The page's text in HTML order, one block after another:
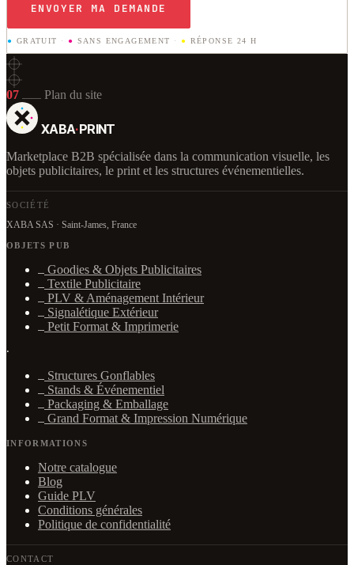
ENVOYER MA DEMANDE
● GRATUIT · ● SANS ENGAGEMENT · ● RÉPONSE 24 H
07 Plan du site
XABA·PRINT
Marketplace B2B spécialisée dans la communication visuelle, les
objets publicitaires, le print et les structures événementielles.
SOCIÉTÉ
XABA SAS · Saint-James, France
OBJETS PUB
Goodies & Objets Publicitaires
Textile Publicitaire
PLV & Aménagement Intérieur
Signalétique Extérieur
Petit Format & Imprimerie
·
Structures Gonflables
Stands & Événementiel
Packaging & Emballage
Grand Format & Impression Numérique
INFORMATIONS
Notre catalogue
Blog
Guide PLV
Conditions générales
Politique de confidentialité
CONTACT